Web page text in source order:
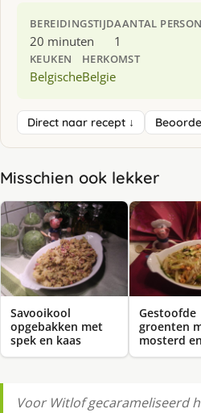
BEREIDINGSTIJD
20 minuten
AANTAL
1
KEUKEN
Belgische
HERKOMST
Belgie
Direct naar recept ↓
Misschien ook lekker
Savooikool
opgebakken met
spek en kaas
Gestoofde
groenten
mosterd
Voor Witlof gecarameliseerd